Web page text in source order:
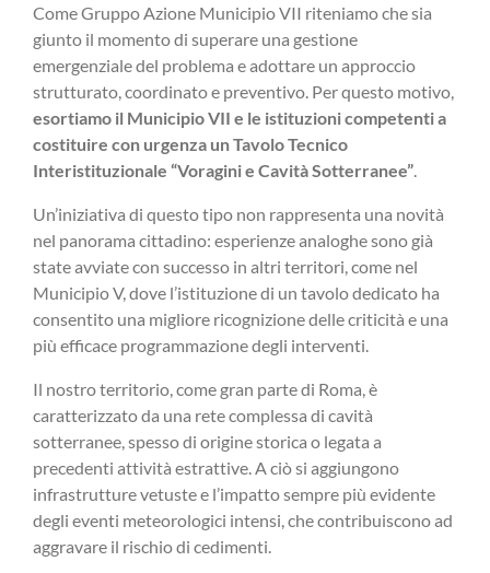
Come Gruppo Azione Municipio VII riteniamo che sia
giunto il momento di superare una gestione
emergenziale del problema e adottare un approccio
strutturato, coordinato e preventivo. Per questo motivo,
esortiamo il Municipio VII e le istituzioni competenti a
costituire con urgenza un Tavolo Tecnico
Interistituzionale “Voragini e Cavità Sotterranee”
Un’iniziativa di questo tipo non rappresenta una novità
nel panorama cittadino: esperienze analoghe sono già
state avviate con successo in altri territori, come nel
Municipio V, dove l’istituzione di un tavolo dedicato ha
consentito una migliore ricognizione delle criticità e una
più efficace programmazione degli interventi.
Il nostro territorio, come gran parte di Roma, è
caratterizzato da una rete complessa di cavità
sotterranee, spesso di origine storica o legata a
precedenti attività estrattive. A ciò si aggiungono
infrastrutture vetuste e l’impatto sempre più evidente
degli eventi meteorologici intensi, che contribuiscono ad
aggravare il rischio di cedimenti.